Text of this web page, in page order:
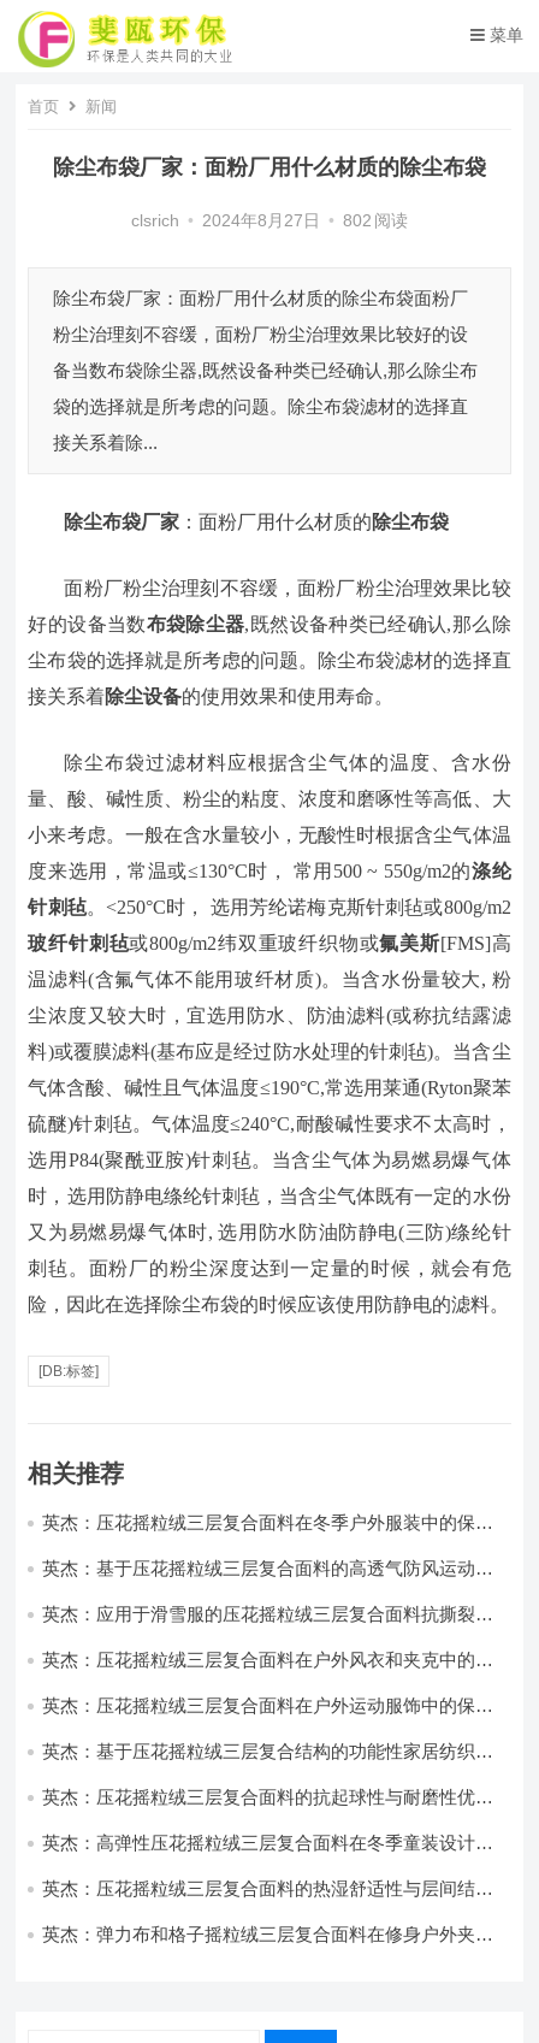
菜单
首页 新闻
除尘布袋厂家：面粉厂用什么材质的除尘布袋
clsrich • 2024年8月27日 • 802 阅读
除尘布袋厂家：面粉厂用什么材质的除尘布袋面粉厂
粉尘治理刻不容缓，面粉厂粉尘治理效果比较好的设
备当数布袋除尘器,既然设备种类已经确认,那么除尘布
袋的选择就是所考虑的问题。除尘布袋滤材的选择直
接关系着除...
除尘布袋厂家 ：面粉厂用什么材质的除尘布袋
面粉厂粉尘治理刻不容缓，面粉厂粉尘治理效果比较
好的设备当数布袋除尘器,既然设备种类已经确认,那么除
尘布袋的选择就是所考虑的问题。除尘布袋滤材的选择直
接关系着除尘设备的使用效果和使用寿命。
除尘布袋过滤材料应根据含尘气体的温度、含水份
量、酸、碱性质、粉尘的粘度、浓度和磨啄性等高低、大
小来考虑。一般在含水量较小，无酸性时根据含尘气体温
度来选用，常温或≤130°C时， 常用500 ~ 550g/m2的涤纶
针刺毡。<250°C时， 选用芳纶诺梅克斯针刺毡或800g/m2
玻纤针刺毡或800g/m2纬双重玻纤织物或氟美斯[FMS]高
温滤料(含氟气体不能用玻纤材质)。当含水份量较大, 粉
尘浓度又较大时，宜选用防水、防油滤料(或称抗结露滤
料)或覆膜滤料(基布应是经过防水处理的针刺毡)。当含尘
气体含酸、碱性且气体温度≤190°C,常选用莱通(Ryton聚苯
硫醚)针刺毡。气体温度≤240°C,耐酸碱性要求不太高时，
选用P84(聚酰亚胺)针刺毡。当含尘气体为易燃易爆气体
时，选用防静电绦纶针刺毡，当含尘气体既有一定的水份
又为易燃易爆气体时, 选用防水防油防静电(三防)绦纶针
刺毡。面粉厂的粉尘深度达到一定量的时候，就会有危
险，因此在选择除尘布袋的时候应该使用防静电的滤料。
[DB:标签]
相关推荐
英杰：压花摇粒绒三层复合面料在冬季户外服装中的保暖
英杰：基于压花摇粒绒三层复合面料的高透气防风运动服
英杰：应用于滑雪服的压花摇粒绒三层复合面料抗撕裂与
英杰：压花摇粒绒三层复合面料在户外风衣和夹克中的应
英杰：压花摇粒绒三层复合面料在户外运动服饰中的保暖
英杰：基于压花摇粒绒三层复合结构的功能性家居纺织品
英杰：压花摇粒绒三层复合面料的抗起球性与耐磨性优化
英杰：高弹性压花摇粒绒三层复合面料在冬季童装设计中
英杰：压花摇粒绒三层复合面料的热湿舒适性与层间结合
英杰：弹力布和格子摇粒绒三层复合面料在修身户外夹克